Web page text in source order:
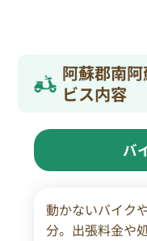
阿蘇郡南
ビス内容
バ
動かないバイク
分。出張料金や